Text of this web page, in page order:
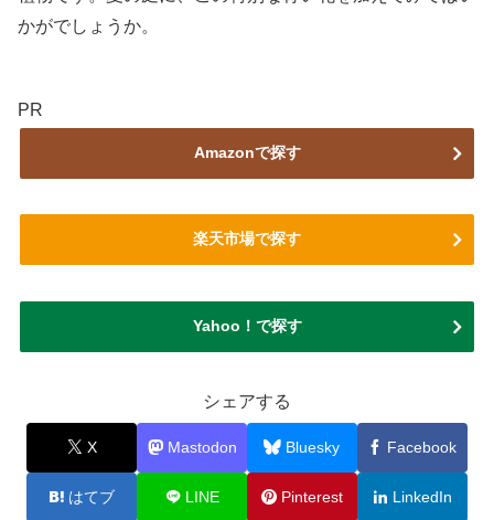
かがでしょうか。
PR
Amazonで探す
楽天市場で探す
Yahoo！で探す
シェアする
X Mastodon Bluesky Facebook
はてブ LINE Pinterest LinkedIn